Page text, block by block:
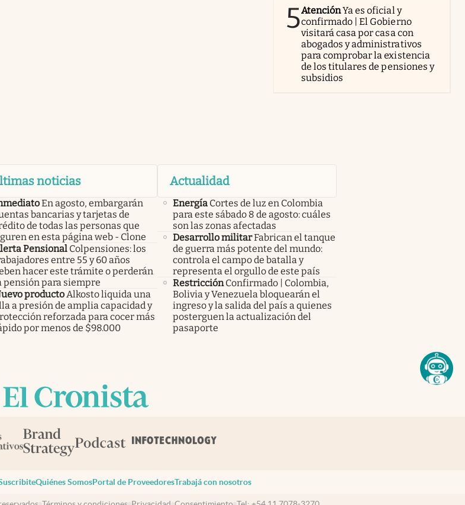
5AtenciónYa es oficial y
confirmado | El Gobierno
visitará casa por casa con
abogados y administrativos
para comprobar la existencia
de los titulares de pensiones y
subsidios
noticias
En agosto, embargarán
bancarias y tarjetas de
de todas las personas que
en esta página web - Clone
Pensional Colpensiones: los
entre 55 y 60 años
hacer este trámite o perderán
pensión para siempre
producto Alkosto liquida una
a presión de amplia capacidad y
reforzada para cocer más
por menos de $98.000
Actualidad
Energía Cortes de luz en Colombia
para este sábado 8 de agosto: cuáles
son las zonas afectadas
Desarrollo militarFabrican el tanque
de guerra más potente del mundo:
controla el campo de batalla y
representa el orgullo de este país
Restricción Confirmado | Colombia,
Bolivia y Venezuela bloquearán el
ingreso y la salida del país a quienes
posterguen la actualización del
pasaporte
Quiénes SomosPortal de ProveedoresTrabajá con nosotros